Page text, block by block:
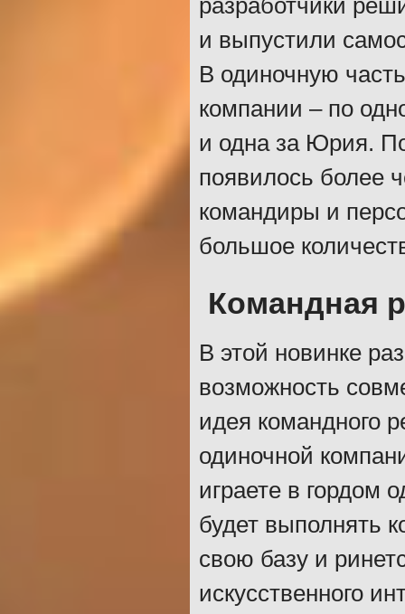
разработчики
и выпустили
В одиночную
компании – по
и одна за Юрия.
появилось более
командиры и
большое
Командная
В этой новинке
возможность
идея командного
одиночной
играете в гордом
будет выполнять
свою базу и
искусственного